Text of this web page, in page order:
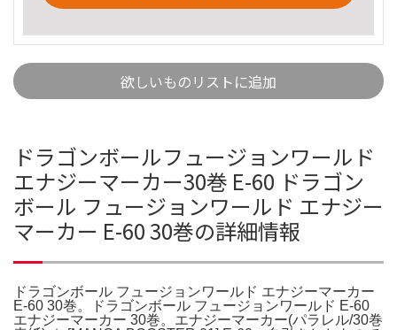
欲しいものリストに追加
ドラゴンボールフュージョンワールド
エナジーマーカー30巻 E-60 ドラゴン
ボール フュージョンワールド エナジー
マーカー E-60 30巻の詳細情報
ドラゴンボール フュージョンワールド エナジーマーカー
E-60 30巻。ドラゴンボール フュージョンワールド E-60
エナジーマーカー 30巻。エナジーマーカー(パラレル/30巻